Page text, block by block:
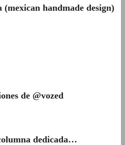
handmade design)
de @vozed
dedicada…